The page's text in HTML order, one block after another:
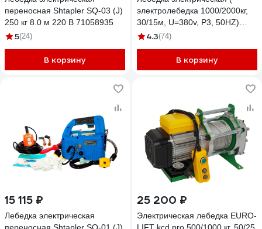
переносная Shtapler SQ-03 (J)
250 кг 8.0 м 220 В 71058935
5(24)
В корзину
электролебедка 1000/2000кг,
30/15м, U=380v, P3, 50HZ)
EURO-LIFT KCD 00019831
4.3(74)
В корзину
15 115 ₽
Лебедка электрическая
25 200 ₽
Электрическая лебедка EURO-